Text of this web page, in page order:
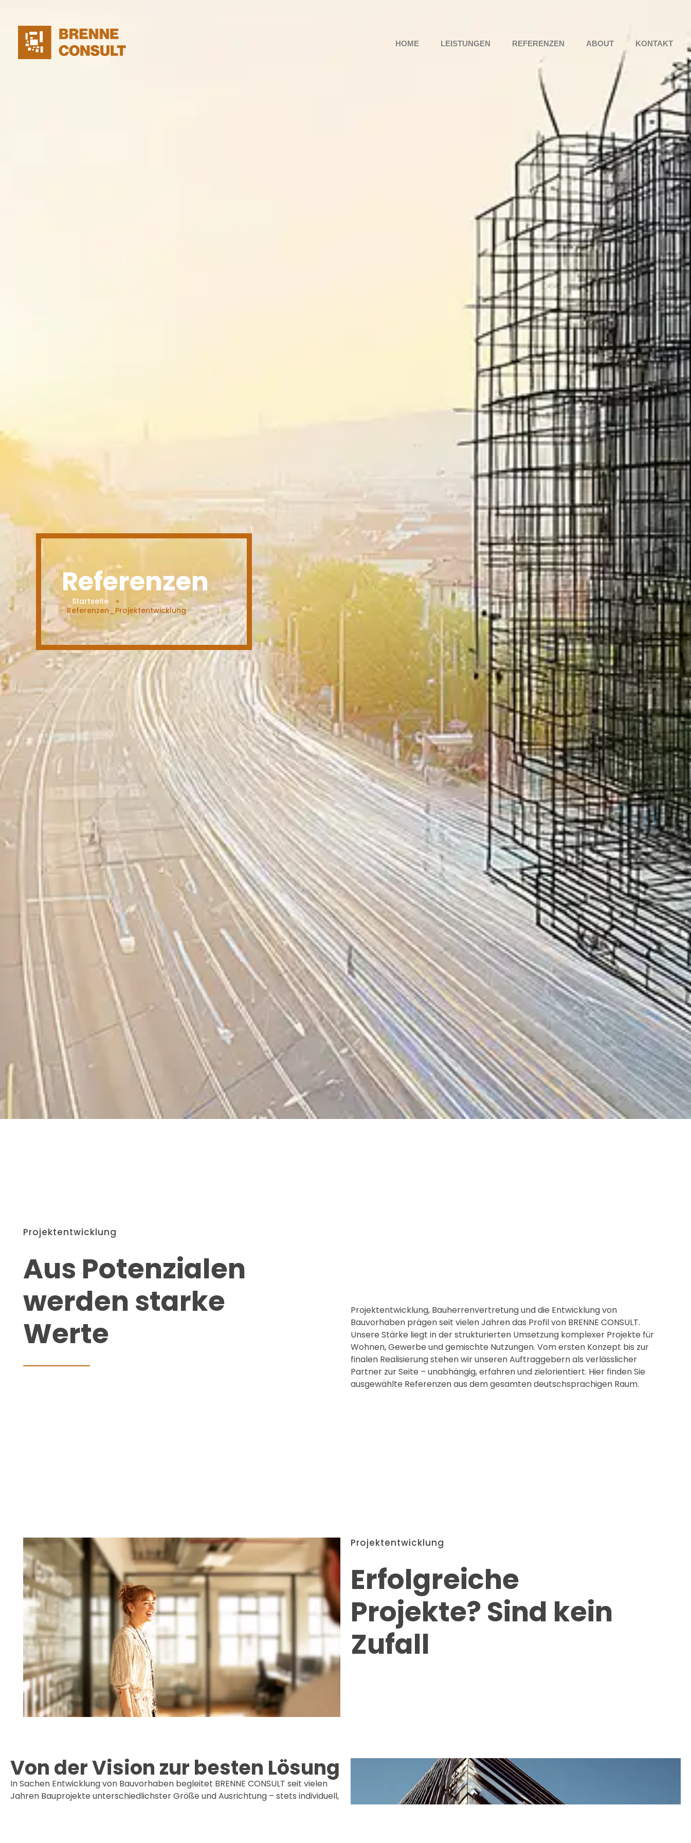
HOME LEISTUNGEN REFERENZEN ABOUT KONTAKT
Referenzen
Startseite
»
Referenzen_Projektentwicklung
Projektentwicklung
Aus Potenzialen
werden starke
Werte
Projektentwicklung, Bauherrenvertretung und die Entwicklung von
Bauvorhaben prägen seit vielen Jahren das Profil von BRENNE CONSULT.
Unsere Stärke liegt in der strukturierten Umsetzung komplexer Projekte für
Wohnen, Gewerbe und gemischte Nutzungen. Vom ersten Konzept bis zur
finalen Realisierung stehen wir unseren Auftraggebern als verlässlicher
Partner zur Seite – unabhängig, erfahren und zielorientiert. Hier finden Sie
ausgewählte Referenzen aus dem gesamten deutschsprachigen Raum.
Projektentwicklung
Erfolgreiche
Projekte?Sind kein
Zufall
Von der Vision zur besten Lösung
In Sachen Entwicklung von Bauvorhaben begleitet BRENNE CONSULT seit vielen
Jahren Bauprojekte unterschiedlichster Größe und Ausrichtung – stets individuell,